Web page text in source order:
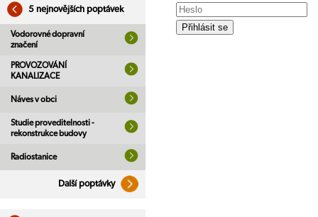
5 nejnovějších poptávek
Vodorovné dopravní
značení
PROVOZOVÁNÍ
KANALIZACE
Náves v obci
Studie proveditelnosti -
rekonstrukce budovy
Radiostanice
Další poptávky